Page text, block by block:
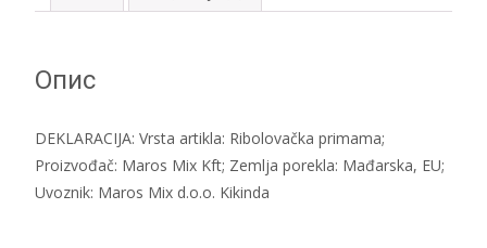
Carp-
количина
Опис
DEKLARACIJA: Vrsta artikla: Ribolovačka primama;
Proizvođač: Maros Mix Kft; Zemlja porekla: Mađarska, EU;
Uvoznik: Maros Mix d.o.o. Kikinda